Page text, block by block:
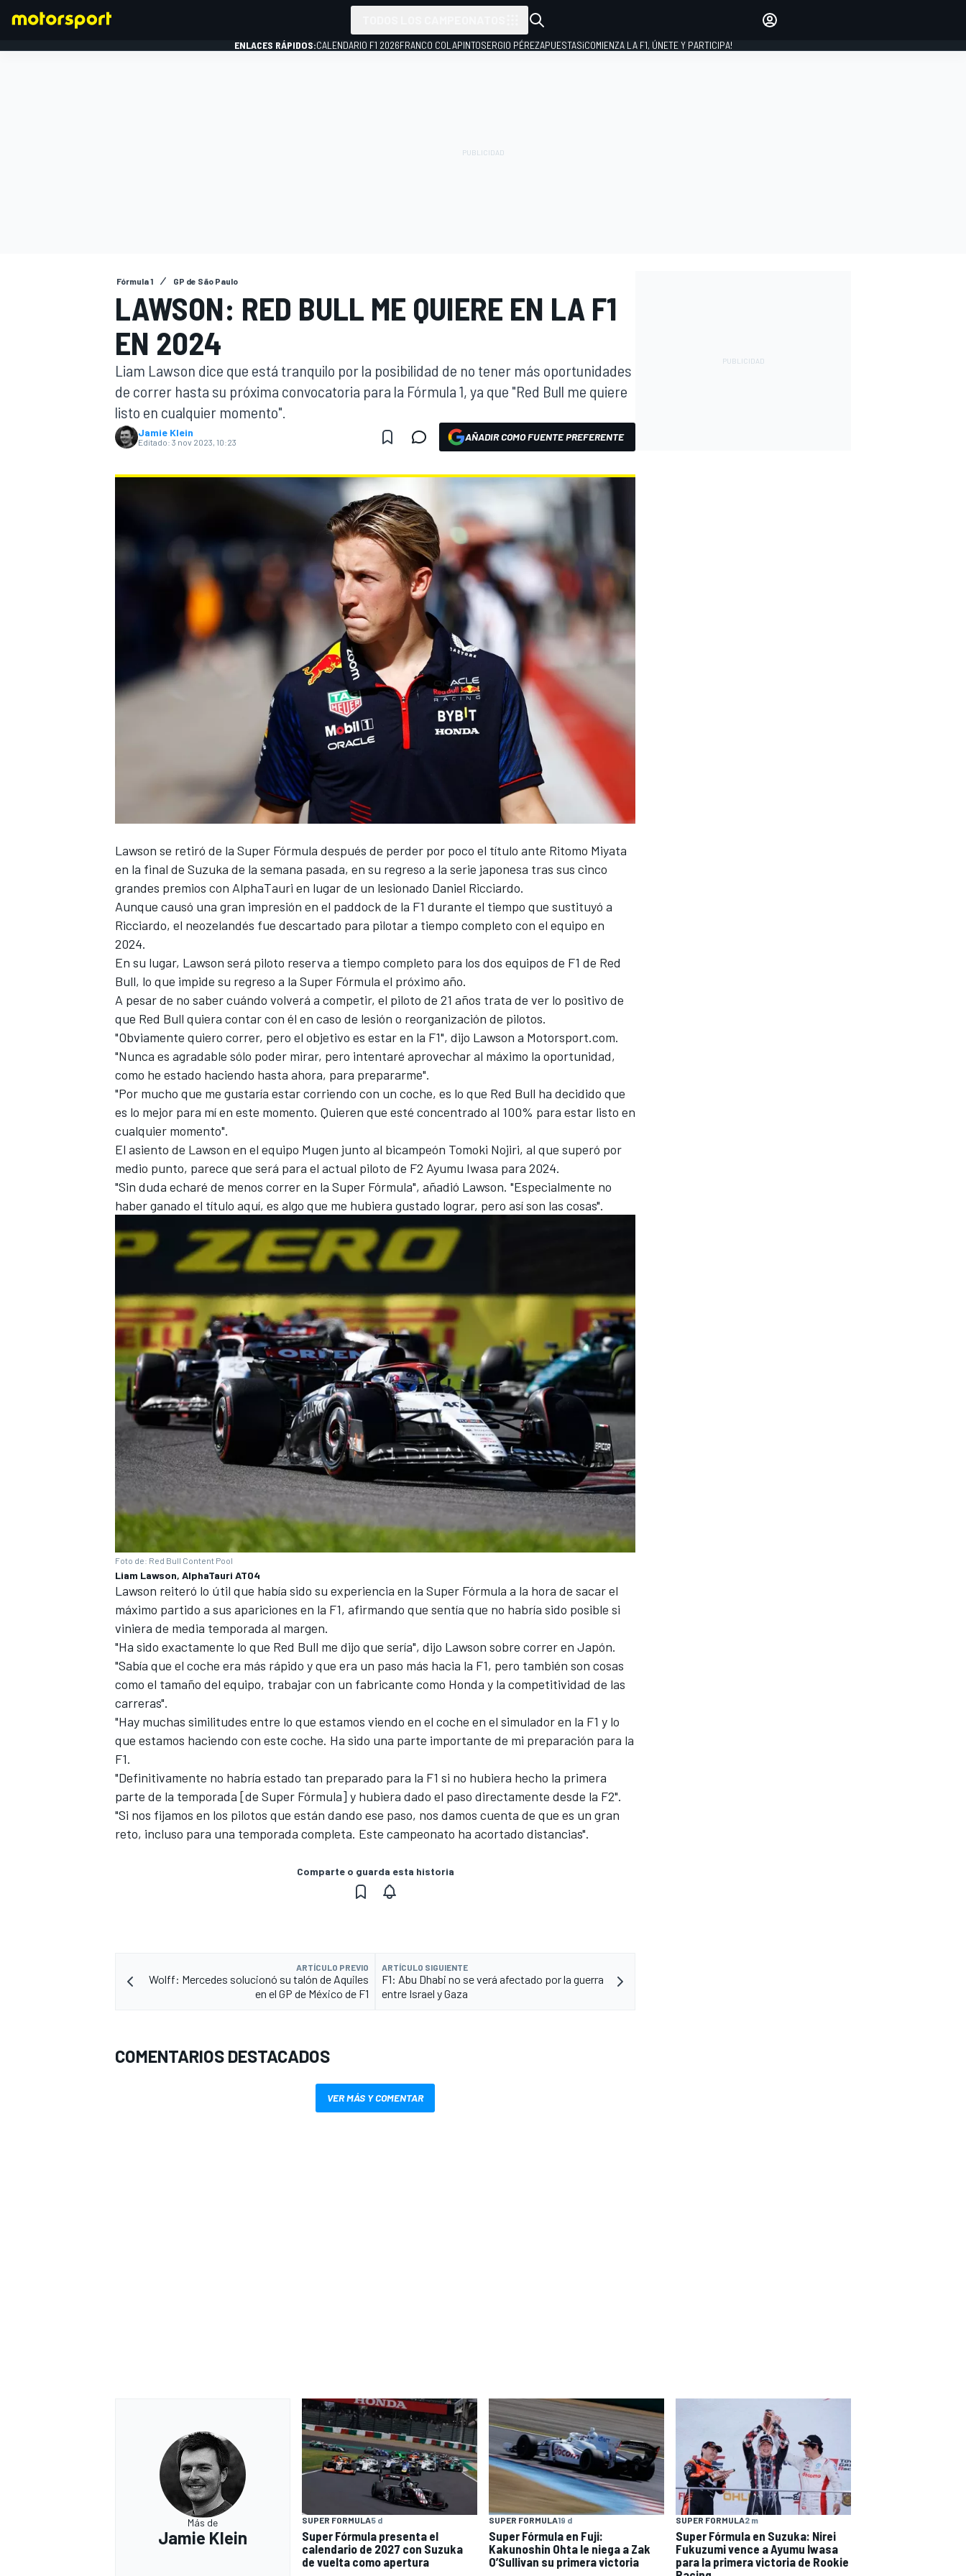
INDYCAR
FÓRMULA E
WRC
MÁS CATEGORÍAS
INICIAR SESIÓN
ENLACES RÁPIDOS:CALENDARIO F1 2026FRANCO COLAPINTOSERGIO PÉREZAPUESTAS¡COMIENZA LA F1, ÚNETE Y PARTICIPA!
Fórmula 1 GP de São Paulo
LAWSON: RED BULL ME QUIERE EN LA F1
EN 2024
Liam Lawson dice que está tranquilo por la posibilidad de no tener más oportunidades
de correr hasta su próxima convocatoria para la Fórmula 1, ya que "Red Bull me quiere
listo en cualquier momento".
Jamie Klein
Editado: 3 nov 2023, 10:23 AÑADIR COMO FUENTE PREFERENTE
Lawson se retiró de la Super Fórmula después de perder por poco el título ante Ritomo Miyata
en la final de Suzuka de la semana pasada, en su regreso a la serie japonesa tras sus cinco
grandes premios con AlphaTauri en lugar de un lesionado Daniel Ricciardo.
Aunque causó una gran impresión en el paddock de la F1 durante el tiempo que sustituyó a
Ricciardo, el neozelandés fue descartado para pilotar a tiempo completo con el equipo en
2024.
En su lugar, Lawson será piloto reserva a tiempo completo para los dos equipos de F1 de Red
Bull, lo que impide su regreso a la Super Fórmula el próximo año.
A pesar de no saber cuándo volverá a competir, el piloto de 21 años trata de ver lo positivo de
que Red Bull quiera contar con él en caso de lesión o reorganización de pilotos.
"Obviamente quiero correr, pero el objetivo es estar en la F1", dijo Lawson a Motorsport.com.
"Nunca es agradable sólo poder mirar, pero intentaré aprovechar al máximo la oportunidad,
como he estado haciendo hasta ahora, para prepararme".
"Por mucho que me gustaría estar corriendo con un coche, es lo que Red Bull ha decidido que
es lo mejor para mí en este momento. Quieren que esté concentrado al 100% para estar listo en
cualquier momento".
El asiento de Lawson en el equipo Mugen junto al bicampeón Tomoki Nojiri, al que superó por
medio punto, parece que será para el actual piloto de F2 Ayumu Iwasa para 2024.
"Sin duda echaré de menos correr en la Super Fórmula", añadió Lawson. "Especialmente no
haber ganado el título aquí, es algo que me hubiera gustado lograr, pero así son las cosas".
Foto de: Red Bull Content Pool
Liam Lawson, AlphaTauri AT04
Lawson reiteró lo útil que había sido su experiencia en la Super Fórmula a la hora de sacar el
máximo partido a sus apariciones en la F1, afirmando que sentía que no habría sido posible si
viniera de media temporada al margen.
"Ha sido exactamente lo que Red Bull me dijo que sería", dijo Lawson sobre correr en Japón.
"Sabía que el coche era más rápido y que era un paso más hacia la F1, pero también son cosas
como el tamaño del equipo, trabajar con un fabricante como Honda y la competitividad de las
carreras".
"Hay muchas similitudes entre lo que estamos viendo en el coche en el simulador en la F1 y lo
que estamos haciendo con este coche. Ha sido una parte importante de mi preparación para la
F1.
"Definitivamente no habría estado tan preparado para la F1 si no hubiera hecho la primera
parte de la temporada [de Super Fórmula] y hubiera dado el paso directamente desde la F2".
"Si nos fijamos en los pilotos que están dando ese paso, nos damos cuenta de que es un gran
reto, incluso para una temporada completa. Este campeonato ha acortado distancias".
Comparte o guarda esta historia
ARTÍCULO PREVIO
Wolff: Mercedes solucionó su talón de Aquiles
en el GP de México de F1
ARTÍCULO SIGUIENTE
F1: Abu Dhabi no se verá afectado por la guerra
entre Israel y Gaza
COMENTARIOS DESTACADOS
VER MÁS Y COMENTAR
Más de
Jamie Klein
SUPER FORMULA5 d
Super Fórmula presenta el
calendario de 2027 con Suzuka
de vuelta como apertura
SUPER FORMULA19 d
Super Fórmula en Fuji:
Kakunoshin Ohta le niega a Zak
O’Sullivan su primera victoria
SUPER FORMULA2 m
Super Fórmula en Suzuka: Nirei
Fukuzumi vence a Ayumu Iwasa
para la primera victoria de Rookie